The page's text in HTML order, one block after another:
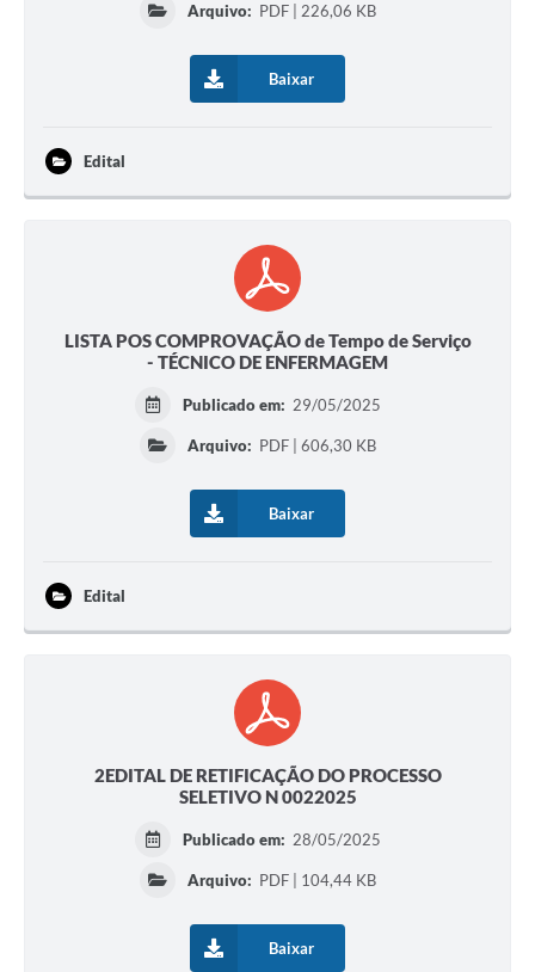
Arquivo: PDF | 226,06 KB
Baixar
Edital
LISTA POS COMPROVAÇÃO de Tempo de Serviço
- TÉCNICO DE ENFERMAGEM
Publicado em: 29/05/2025
Arquivo: PDF | 606,30 KB
Baixar
Edital
2EDITAL DE RETIFICAÇÃO DO PROCESSO
SELETIVO N 0022025
Publicado em: 28/05/2025
Arquivo: PDF | 104,44 KB
Baixar